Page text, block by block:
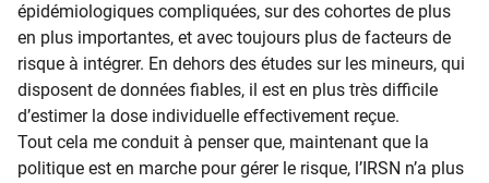
épidémiologiques compliquées, sur des cohortes de plus
en plus importantes, et avec toujours plus de facteurs de
risque à intégrer. En dehors des études sur les mineurs, qui
disposent de données fiables, il est en plus très difficile
d’estimer la dose individuelle effectivement reçue.
Tout cela me conduit à penser que, maintenant que la
politique est en marche pour gérer le risque, l’IRSN n’a plus